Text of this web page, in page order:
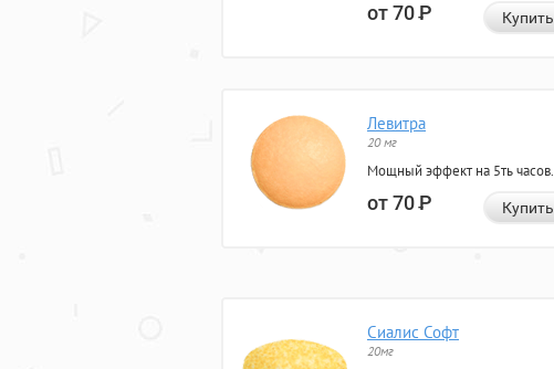
от 70Р Купить
Левитра
20 мг
Мощный эффект на 5ть часов.
от 70Р Купить
Сиалис Софт
20мг